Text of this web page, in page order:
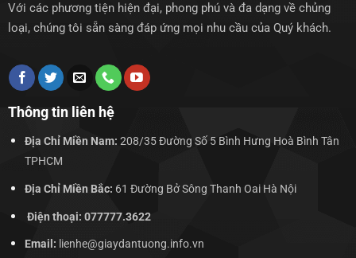
Với các phương tiện hiện đại, phong phú và đa dạng về chủng
loại, chúng tôi sẵn sàng đáp ứng mọi nhu cầu của Quý khách.
Thông tin liên hệ
Địa Chỉ Miền Nam: 208/35 Đường Số 5 Bình Hưng Hoà Bình Tân
TPHCM
Địa Chỉ Miền Bắc: 61 Đường Bở Sông Thanh Oai Hà Nội
Điện thoại: 077777.3622
Email: lienhe@giaydantuong.info.vn